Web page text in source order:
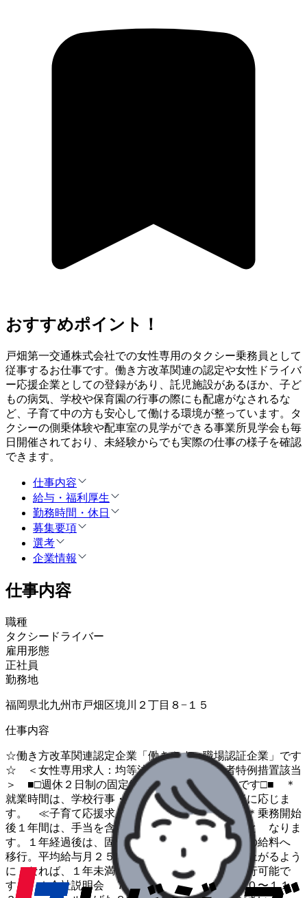
おすすめポイント！
戸畑第一交通株式会社での女性専用のタクシー乗務員として
従事するお仕事です。働き方改革関連の認定や女性ドライバ
ー応援企業としての登録があり、託児施設があるほか、子ど
もの病気、学校や保育園の行事の際にも配慮がなされるな
ど、子育て中の方も安心して働ける環境が整っています。タ
クシーの側乗体験や配車室の見学ができる事業所見学会も毎
日開催されており、未経験からでも実際の仕事の様子を確認
できます。
仕事内容
給与・福利厚生
勤務時間・休日
募集要項
選考
企業情報
仕事内容
職種
タクシードライバー
雇用形態
正社員
勤務地
福岡県北九州市戸畑区境川２丁目８−１５
仕事内容
☆働き方改革関連認定企業「働きやすい職場認証企業」です
☆ ＜女性専用求人：均等法第８条女性労働者特例措置該当
＞ ■□週休２日制の固定給タクシー乗務員求人です□■ ＊
就業時間は、学校行事・家庭の事情等により相談に応じま
す。 ≪子育て応援求人≫【未経験者大歓迎】 ＊乗務開始
後１年間は、手当を含めて１８．４万円の月給制と なりま
す。１年経過後は、固定給＋歩合給の一般乗務員の給料へ
移行。平均給与月２５万円以上。安定して売上が上がるよう
に なれば、１年未満での一般乗務員の給料へ移行可能で
す。 ★会社説明会 ７／２０・２７ （９：３０〜１１：